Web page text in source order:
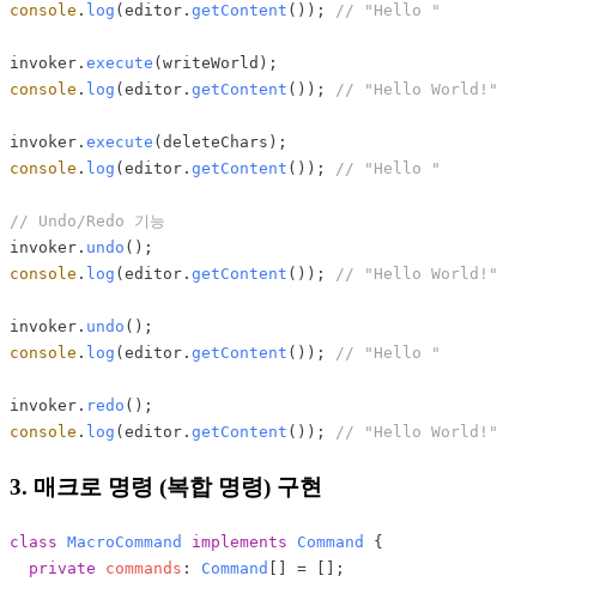
console . log (editor. getContent ()); // "Hello "
invoker. execute
console . log (editor. getContent ()); // "Hello World!"
invoker. execute
console . log (editor. getContent ()); // "Hello "
// Undo/Redo 기능
invoker. undo
console . log (editor. getContent ()); // "Hello World!"
invoker. undo
console . log (editor. getContent ()); // "Hello "
invoker. redo
console . log (editor. getContent ()); // "Hello World!"
3. 매크로 명령 (복합 명령) 구현
class MacroCommand implements Command
{
private
commands : Command [] = [];